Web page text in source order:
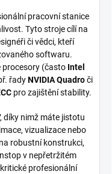
pracovní stanice
Tyto stroje cílí na
či vědci, kteří
softwaru.
procesory (často Intel
řadyNVIDIA Quadroči
pro zajištění stability.
díky nimž máte jistotu
vizualizace nebo
robustní konstrukci,
v nepřetržitém
profesionální